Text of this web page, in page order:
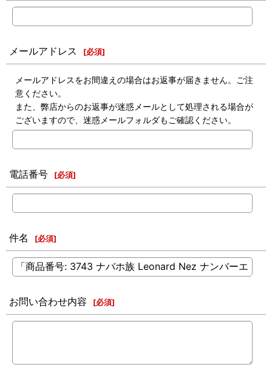
メールアドレス [必須]
メールアドレスをお間違えの場合はお返事が届きません。ご注
意ください。
また、弊店からのお返事が迷惑メールとして処理される場合が
ございますので、迷惑メールフォルダもご確認ください。
電話番号 [必須]
件名 [必須]
お問い合わせ内容 [必須]